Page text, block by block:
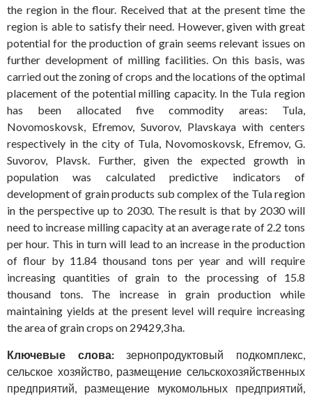
the region in the flour. Received that at the present time the
region is able to satisfy their need. However, given with great
potential for the production of grain seems relevant issues on
further development of milling facilities. On this basis, was
carried out the zoning of crops and the locations of the optimal
placement of the potential milling capacity. In the Tula region
has been allocated five commodity areas: Tula,
Novomoskovsk, Efremov, Suvorov, Plavskaya with centers
respectively in the city of Tula, Novomoskovsk, Efremov, G.
Suvorov, Plavsk. Further, given the expected growth in
population was calculated predictive indicators of
development of grain products sub complex of the Tula region
in the perspective up to 2030. The result is that by 2030 will
need to increase milling capacity at an average rate of 2.2 tons
per hour. This in turn will lead to an increase in the production
of flour by 11.84 thousand tons per year and will require
increasing quantities of grain to the processing of 15.8
thousand tons. The increase in grain production while
maintaining yields at the present level will require increasing
the area of grain crops on 29429,3 ha.
Ключевые слова:зернопродуктовый подкомплекс,
сельское хозяйство, размещение сельскохозяйственных
предприятий, размещение мукомольных предприятий,